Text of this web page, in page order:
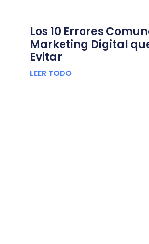
Los 10 Errores
Marketing Digital
Evitar
LEER TODO